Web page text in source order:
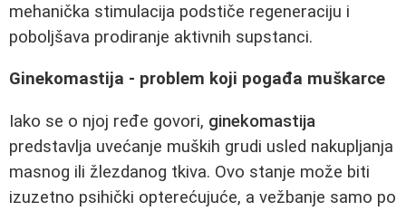
mehanička stimulacija podstiče regeneraciju i
poboljšava prodiranje aktivnih supstanci.
Ginekomastija - problem koji pogađa muškarce
Iako se o njoj ređe govori, ginekomastija
predstavlja uvećanje muških grudi usled nakupljanja
masnog ili žlezdanog tkiva. Ovo stanje može biti
izuzetno psihički opterećujuće, a vežbanje samo po